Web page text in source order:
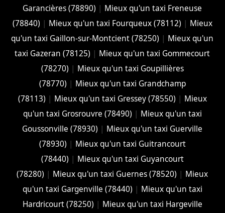
Garancières (78890) | Mieux qu'un taxi Freneuse
(78840) | Mieux qu'un taxi Fourqueux (78112) | Mieux
qu'un taxi Gaillon-sur-Montcient (78250) | Mieux qu'un
taxi Gazeran (78125) | Mieux qu'un taxi Gommecourt
(78270) | Mieux qu'un taxi Goupillières
(78770) | Mieux qu'un taxi Grandchamp
(78113) | Mieux qu'un taxi Gressey (78550) | Mieux
qu'un taxi Grosrouvre (78490) | Mieux qu'un taxi
Goussonville (78930) | Mieux qu'un taxi Guerville
(78930) | Mieux qu'un taxi Guitrancourt
(78440) | Mieux qu'un taxi Guyancourt
(78280) | Mieux qu'un taxi Guernes (78520) | Mieux
qu'un taxi Gargenville (78440) | Mieux qu'un taxi
Hardricourt (78250) | Mieux qu'un taxi Hargeville